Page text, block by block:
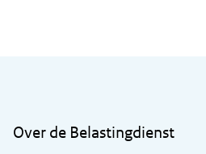
Over de Belastingdienst